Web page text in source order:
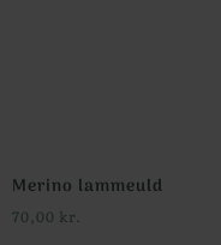
Merino lammeuld
70,00 kr.